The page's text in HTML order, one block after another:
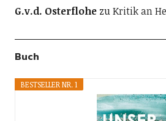
G.v.d. OsterflohezuKritik an
Buch
BESTSELLER NR. 1